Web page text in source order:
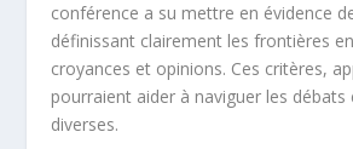
conférence a su mettre en évidence
définissant clairement les frontières
croyances et opinions. Ces critères,
pourraient aider à naviguer les débats
diverses.